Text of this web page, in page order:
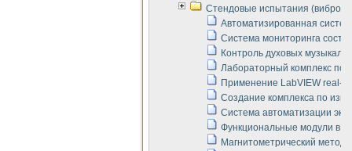
Стендовые испытания
Автоматизированная
Система мониторинга
Контроль духовых
Лабораторный комплекс по
Применение LabVIEW real-
Создание комплекса по
Система автоматизации
Функциональные модули в
Магнитометрический метод